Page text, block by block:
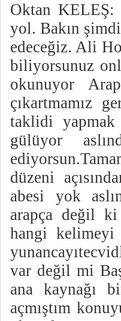
Oktan KELEŞ:
yol. Bakın
edeceğiz. Ali
biliyorsunuz
okunuyor
çıkartmamız
taklidi
gülüyor
düzeni
abesi yok
arapça değil ki
hangi kelimeyi
var değil mi
ana kaynağı
açmıştım